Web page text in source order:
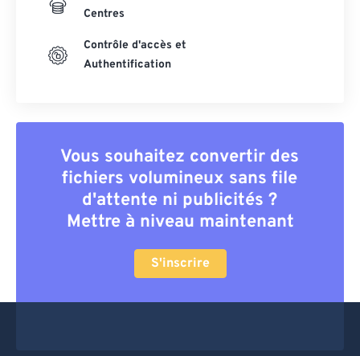
Centres
Contrôle d'accès et
Authentification
Vous souhaitez convertir des
fichiers volumineux sans file
d'attente ni publicités ?
Mettre à niveau maintenant
S'inscrire